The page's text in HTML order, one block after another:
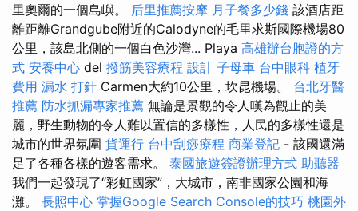
里奧爾的一個島嶼。 后里推薦按摩 月子餐多少錢 該酒店距
離距離Grandgube附近的Calodyne的毛里求斯國際機場80
公里，該島北側的一個白色沙灣... Playa 高雄辦台胞證的方
式 安養中心 del 撥筋美容療程 設計 子母車 台中眼科 植牙
費用 漏水 打針 Carmen大約10公里，坎昆機場。 台北牙醫
推薦 防水抓漏專家推薦 無論是景觀的令人嘆為觀止的美
麗，野生動物的令人難以置信的多樣性，人民的多樣性還是
城市的世界氛圍 貨運行 台中刮痧療程 商業登記 - 該國還滿
足了各種各樣的遊客需求。 泰國旅遊簽證辦理方式 助聽器
我們一起發現了“彩虹國家”，大城市，南非國家公園和海
灘。 長照中心 掌握Google Search Console的技巧 桃園外